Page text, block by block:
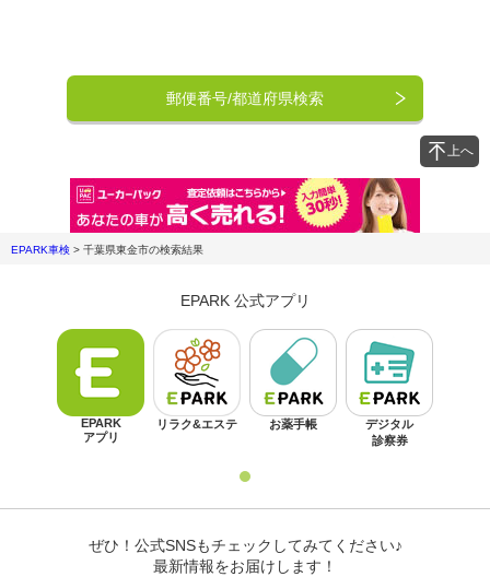
郵便番号/都道府県検索
上へ
EPARK車検 > 千葉県東金市の検索結果